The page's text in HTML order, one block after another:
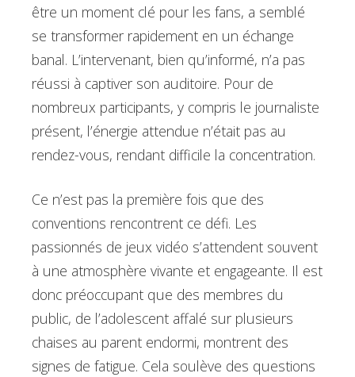
être un moment clé pour les fans, a semblé
se transformer rapidement en un échange
banal. L’intervenant, bien qu’informé, n’a pas
réussi à captiver son auditoire. Pour de
nombreux participants, y compris le journaliste
présent, l’énergie attendue n’était pas au
rendez-vous, rendant difficile la concentration.
Ce n’est pas la première fois que des
conventions rencontrent ce défi. Les
passionnés de jeux vidéo s’attendent souvent
à une atmosphère vivante et engageante. Il est
donc préoccupant que des membres du
public, de l’adolescent affalé sur plusieurs
chaises au parent endormi, montrent des
signes de fatigue. Cela soulève des questions